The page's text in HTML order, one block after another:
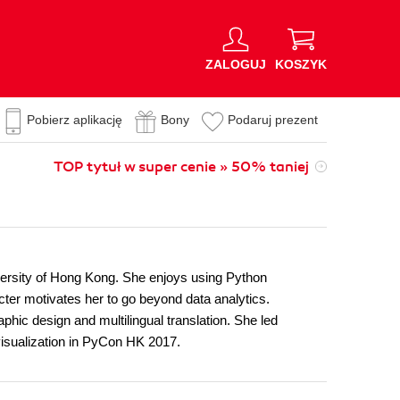
ZALOGUJ KOSZYK
Pobierz aplikację Bony Podaruj prezent
TOP tytuł w super cenie » 50% taniej
of Hong Kong. She enjoys using Python
motivates her to go beyond data analytics.
design and multilingual translation. She led
in PyCon HK 2017.